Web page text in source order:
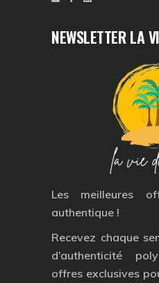
NEWSLETTER LA
Les meilleures
authentique !
Recevez chaque
d’authenticité
offres exclusives